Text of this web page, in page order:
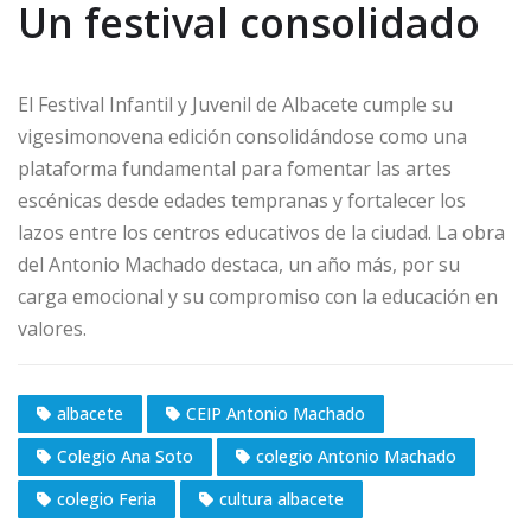
Un festival consolidado
El Festival Infantil y Juvenil de Albacete cumple su
vigesimonovena edición consolidándose como una
plataforma fundamental para fomentar las artes
escénicas desde edades tempranas y fortalecer los
lazos entre los centros educativos de la ciudad. La obra
del Antonio Machado destaca, un año más, por su
carga emocional y su compromiso con la educación en
valores.
albacete
CEIP Antonio Machado
Colegio Ana Soto
colegio Antonio Machado
colegio Feria
cultura albacete